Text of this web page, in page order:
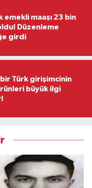
emekli maaşı 23 bin
Düzenleme
girdi
bir Türk girişimcinin
büyük ilgi